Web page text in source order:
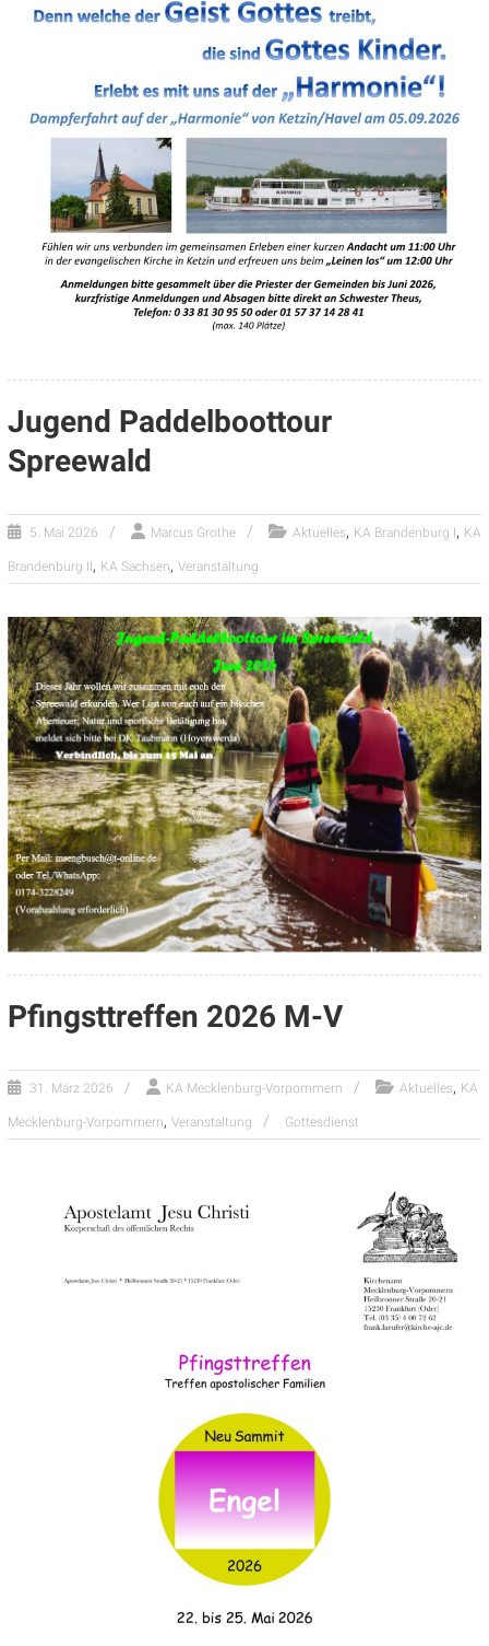
Jugend Paddelboottour
Spreewald
5. Mai 2026 Marcus Grothe Aktuelles, KA Brandenburg I, KA
Brandenburg II, KA Sachsen, Veranstaltung
Pfingsttreffen 2026 M-V
31. März 2026 KA Mecklenburg-Vorpommern Aktuelles, KA
Mecklenburg-Vorpommern, Veranstaltung Gottesdienst